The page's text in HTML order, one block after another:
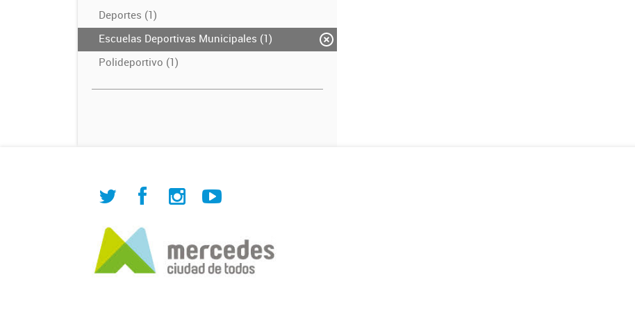
Deportes (1)
Escuelas Deportivas Municipales (1)
Polideportivo (1)